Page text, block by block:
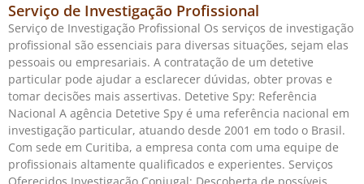
Serviço de Investigação Profissional
Serviço de Investigação Profissional Os serviços de investigação
profissional são essenciais para diversas situações, sejam elas
pessoais ou empresariais. A contratação de um detetive
particular pode ajudar a esclarecer dúvidas, obter provas e
tomar decisões mais assertivas. Detetive Spy: Referência
Nacional A agência Detetive Spy é uma referência nacional em
investigação particular, atuando desde 2001 em todo o Brasil.
Com sede em Curitiba, a empresa conta com uma equipe de
profissionais altamente qualificados e experientes. Serviços